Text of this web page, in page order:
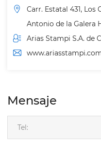
Carr. Estatal 431, Los
Antonio de la Galera
Arias Stampi S.A. de
Mensaje